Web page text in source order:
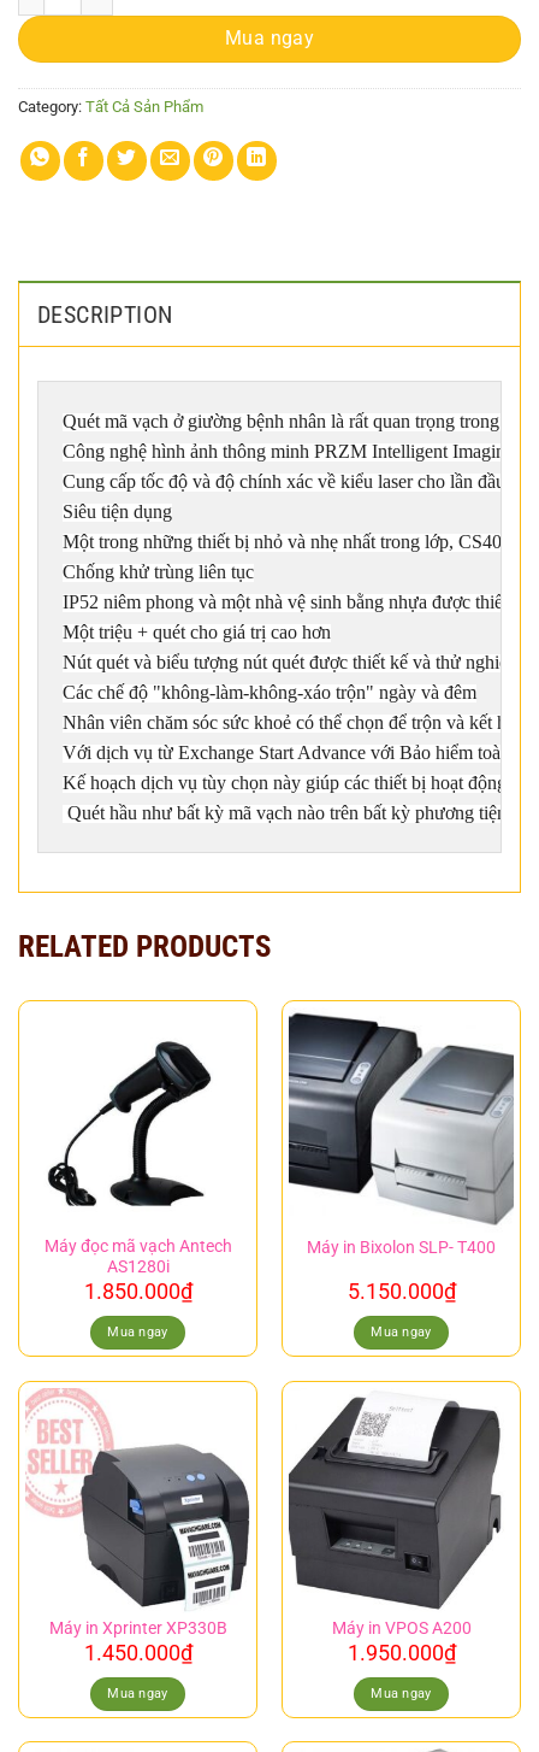
Mua ngay
Category: Tất Cả Sản Phẩm
DESCRIPTION
Quét mã vạch ở giường bệnh nhân là rất quan trọng trong
Công nghệ hình ảnh thông minh PRZM Intelligent Imaging
Cung cấp tốc độ và độ chính xác về kiểu laser cho lần đầu
Siêu tiện dụng
Một trong những thiết bị nhỏ và nhẹ nhất trong lớp, CS4070-
Chống khử trùng liên tục
IP52 niêm phong và một nhà vệ sinh bằng nhựa được thiết
Một triệu + quét cho giá trị cao hơn
Nút quét và biểu tượng nút quét được thiết kế và thử nghiệm
Các chế độ "không-làm-không-xáo trộn" ngày và đêm
Nhân viên chăm sóc sức khoẻ có thể chọn để trộn và kết
Với dịch vụ từ Exchange Start Advance với Bảo hiểm toàn
Kế hoạch dịch vụ tùy chọn này giúp các thiết bị hoạt động,
Quét hầu như bất kỳ mã vạch nào trên bất kỳ phương tiện
RELATED PRODUCTS
Máy đọc mã vạch Antech
AS1280i
1.850.000₫
Mua ngay
Máy in Bixolon SLP- T400
5.150.000₫
Mua ngay
Máy in Xprinter XP330B
1.450.000₫
Mua ngay
Máy in VPOS A200
1.950.000₫
Mua ngay